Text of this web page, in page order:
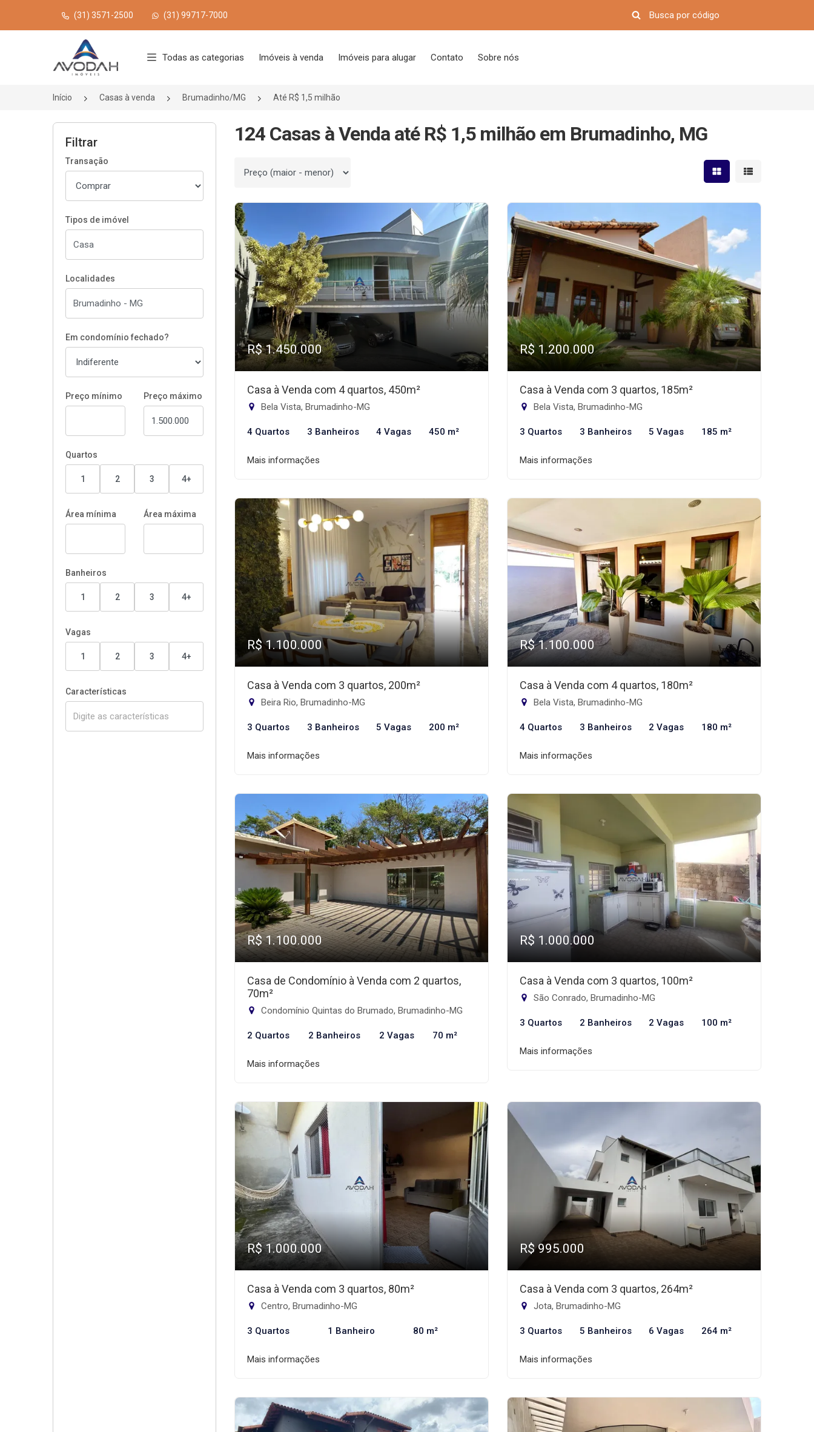
(31) 3571-2500 (31) 99717-7000
Página inicial
Todas as categorias Imóveis à venda Imóveis para alugar Contato Sobre nós
Início Casas à venda Brumadinho/MG Até R$ 1,5 milhão
Filtrar
Transação
Tipos de imóvel
Localidades
Em condomínio fechado?
Preço mínimo Preço máximo
Quartos
1 2 3 4+
Área mínima Área máxima
Banheiros
1 2 3 4+
Vagas
1 2 3 4+
Características
124 Casas à Venda até R$ 1,5 milhão em Brumadinho, MG
Ordenar por Mostrar resultados em
Mostrar
R$ 1.450.000
Casa à Venda com 4 quartos, 450m²
Bela Vista, Brumadinho-MG
4 Quartos 3 Banheiros 4 Vagas 450 m²
Mais informações
R$ 1.200.000
Casa à Venda com 3 quartos, 185m²
Bela Vista, Brumadinho-MG
3 Quartos 3 Banheiros 5 Vagas 185 m²
Mais informações
R$ 1.100.000
Casa à Venda com 3 quartos, 200m²
Beira Rio, Brumadinho-MG
3 Quartos 3 Banheiros 5 Vagas 200 m²
Mais informações
R$ 1.100.000
Casa à Venda com 4 quartos, 180m²
Bela Vista, Brumadinho-MG
4 Quartos 3 Banheiros 2 Vagas 180 m²
Mais informações
R$ 1.100.000
Casa de Condomínio à Venda com 2 quartos,
70m²
Condomínio Quintas do Brumado, Brumadinho-MG
2 Quartos 2 Banheiros 2 Vagas 70 m²
Mais informações
R$ 1.000.000
Casa à Venda com 3 quartos, 100m²
São Conrado, Brumadinho-MG
3 Quartos 2 Banheiros 2 Vagas 100 m²
Mais informações
R$ 1.000.000
Casa à Venda com 3 quartos, 80m²
Centro, Brumadinho-MG
3 Quartos 1 Banheiro 80 m²
Mais informações
R$ 995.000
Casa à Venda com 3 quartos, 264m²
Jota, Brumadinho-MG
3 Quartos 5 Banheiros 6 Vagas 264 m²
Mais informações